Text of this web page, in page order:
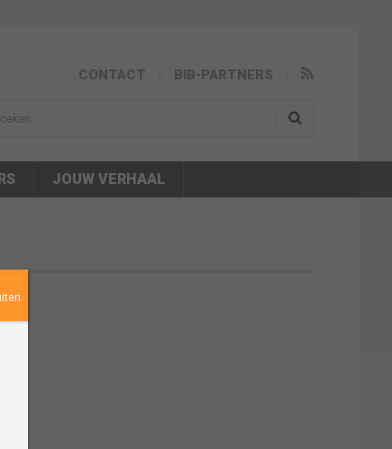
CONTACT BIB-PARTNERS
JOUW VERHAAL